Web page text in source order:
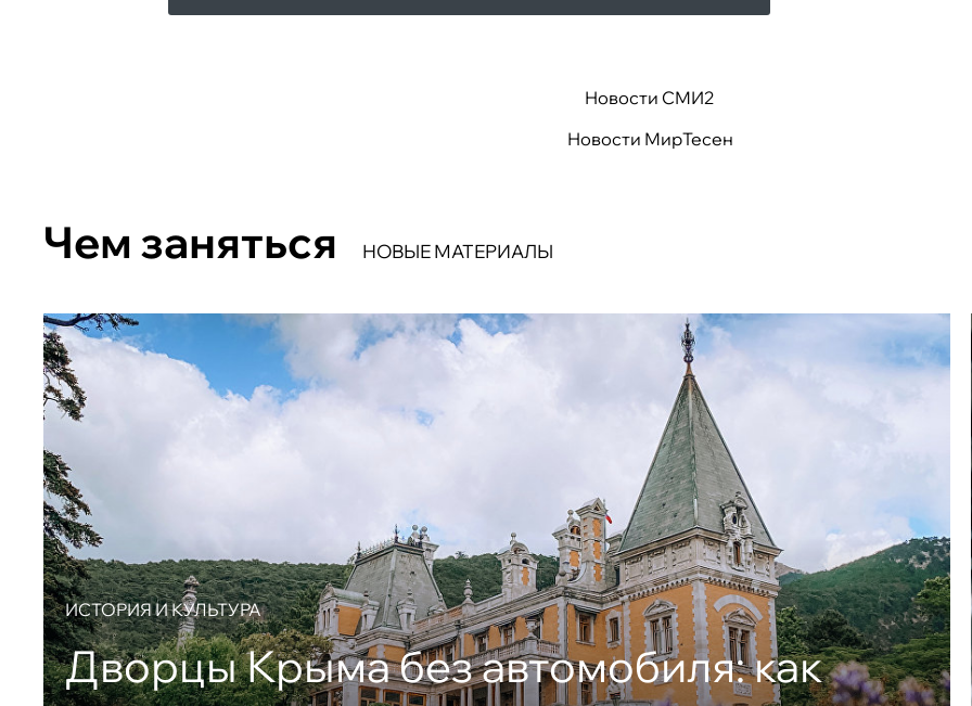
Новости СМИ2
Новости МирТесен
Чем заняться НОВЫЕ МАТЕРИАЛЫ
ИСТОРИЯ И КУЛЬТУРА
Дворцы Крыма без автомобиля: как